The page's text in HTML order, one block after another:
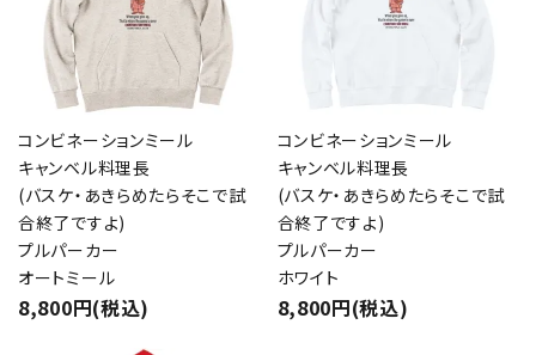
コンビネーションミール
キャンベル料理長
(バスケ・あきらめたらそこで試
合終了ですよ)
プルパーカー
オートミール
8,800円(税込)
コンビネーションミール
キャンベル料理長
(バスケ・あきらめたらそこで試
合終了ですよ)
プルパーカー
ホワイト
8,800円(税込)
カテゴリー
検索する